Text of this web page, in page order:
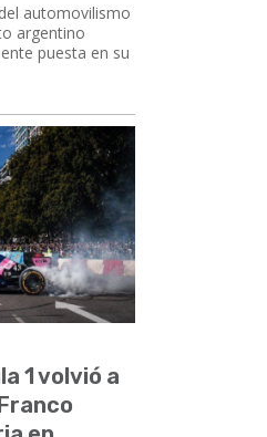
automovilismo
argentino
puesta en su
1 volvió a